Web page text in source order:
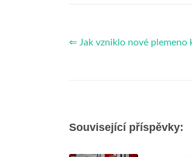
⇐ Jak vzniklo nové plemeno
Související příspěvky: